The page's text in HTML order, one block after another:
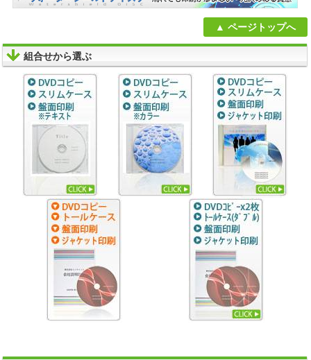
ページトップへ
組合せから選ぶ